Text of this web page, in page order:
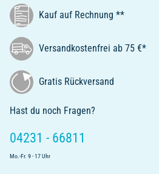
Kauf auf Rechnung **
Versandkostenfrei ab 75 €*
Gratis Rückversand
Hast du noch Fragen?
04231 - 66811
Mo.-Fr. 9 - 17 Uhr